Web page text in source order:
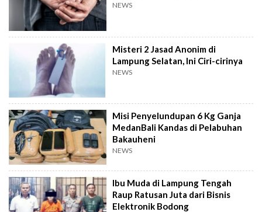
NEWS
Misteri 2 Jasad Anonim di
Lampung Selatan, Ini Ciri-cirinya
NEWS
Misi Penyelundupan 6 Kg Ganja
MedanBali Kandas di Pelabuhan
Bakauheni
NEWS
Ibu Muda di Lampung Tengah
Raup Ratusan Juta dari Bisnis
Elektronik Bodong